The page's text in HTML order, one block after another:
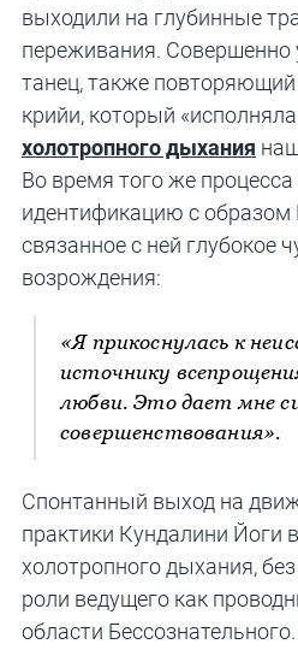
выходили на глубинные
переживания.
танец, также
крийи, который
холотропного дыхания
Во время того же
идентификацию с
связанное с ней глубокое
возрождения:
«Я прикоснулась к
источнику
любви. Это дает мне
совершенствования».
Спонтанный выход на
практики Кундалини Йоги
холотропного дыхания,
роли ведущего как
области